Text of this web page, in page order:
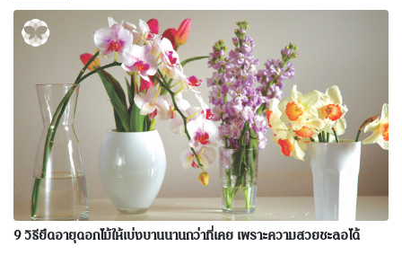
9 วิธียืดอายุดอกไม้ให้เบ่งบานนานกว่าที่เคย เพราะความสวยชะลอได้